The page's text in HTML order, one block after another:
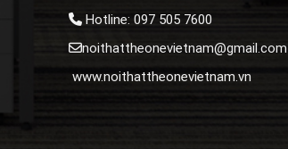
Hotline: 097 505 7600
noithattheonevietnam@gmail.com
www.noithattheonevietnam.vn